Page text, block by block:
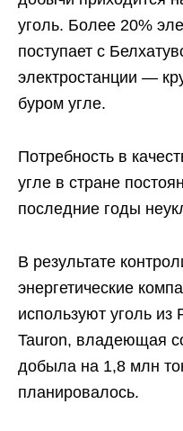
уголь. Более 20%
поступает с
электростанции —
буром угле.
Потребность в
угле в стране
последние годы
В результате
энергетические
используют уголь
Tauron, владеющая
добыла на 1,8 млн
планировалось.